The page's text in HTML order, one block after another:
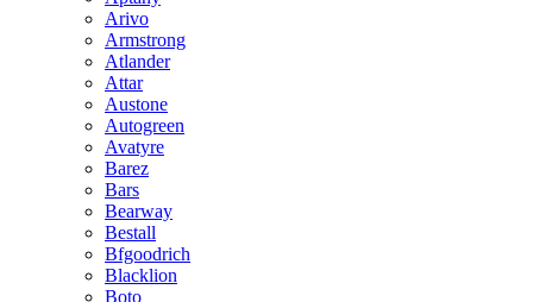
Arivo
Armstrong
Atlander
Attar
Austone
Autogreen
Avatyre
Barez
Bars
Bearway
Bestall
Bfgoodrich
Blacklion
Boto